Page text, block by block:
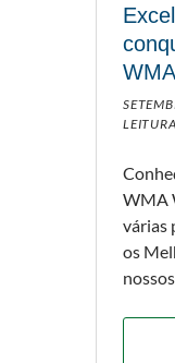
LEITURA
WMA
várias
os
nossos